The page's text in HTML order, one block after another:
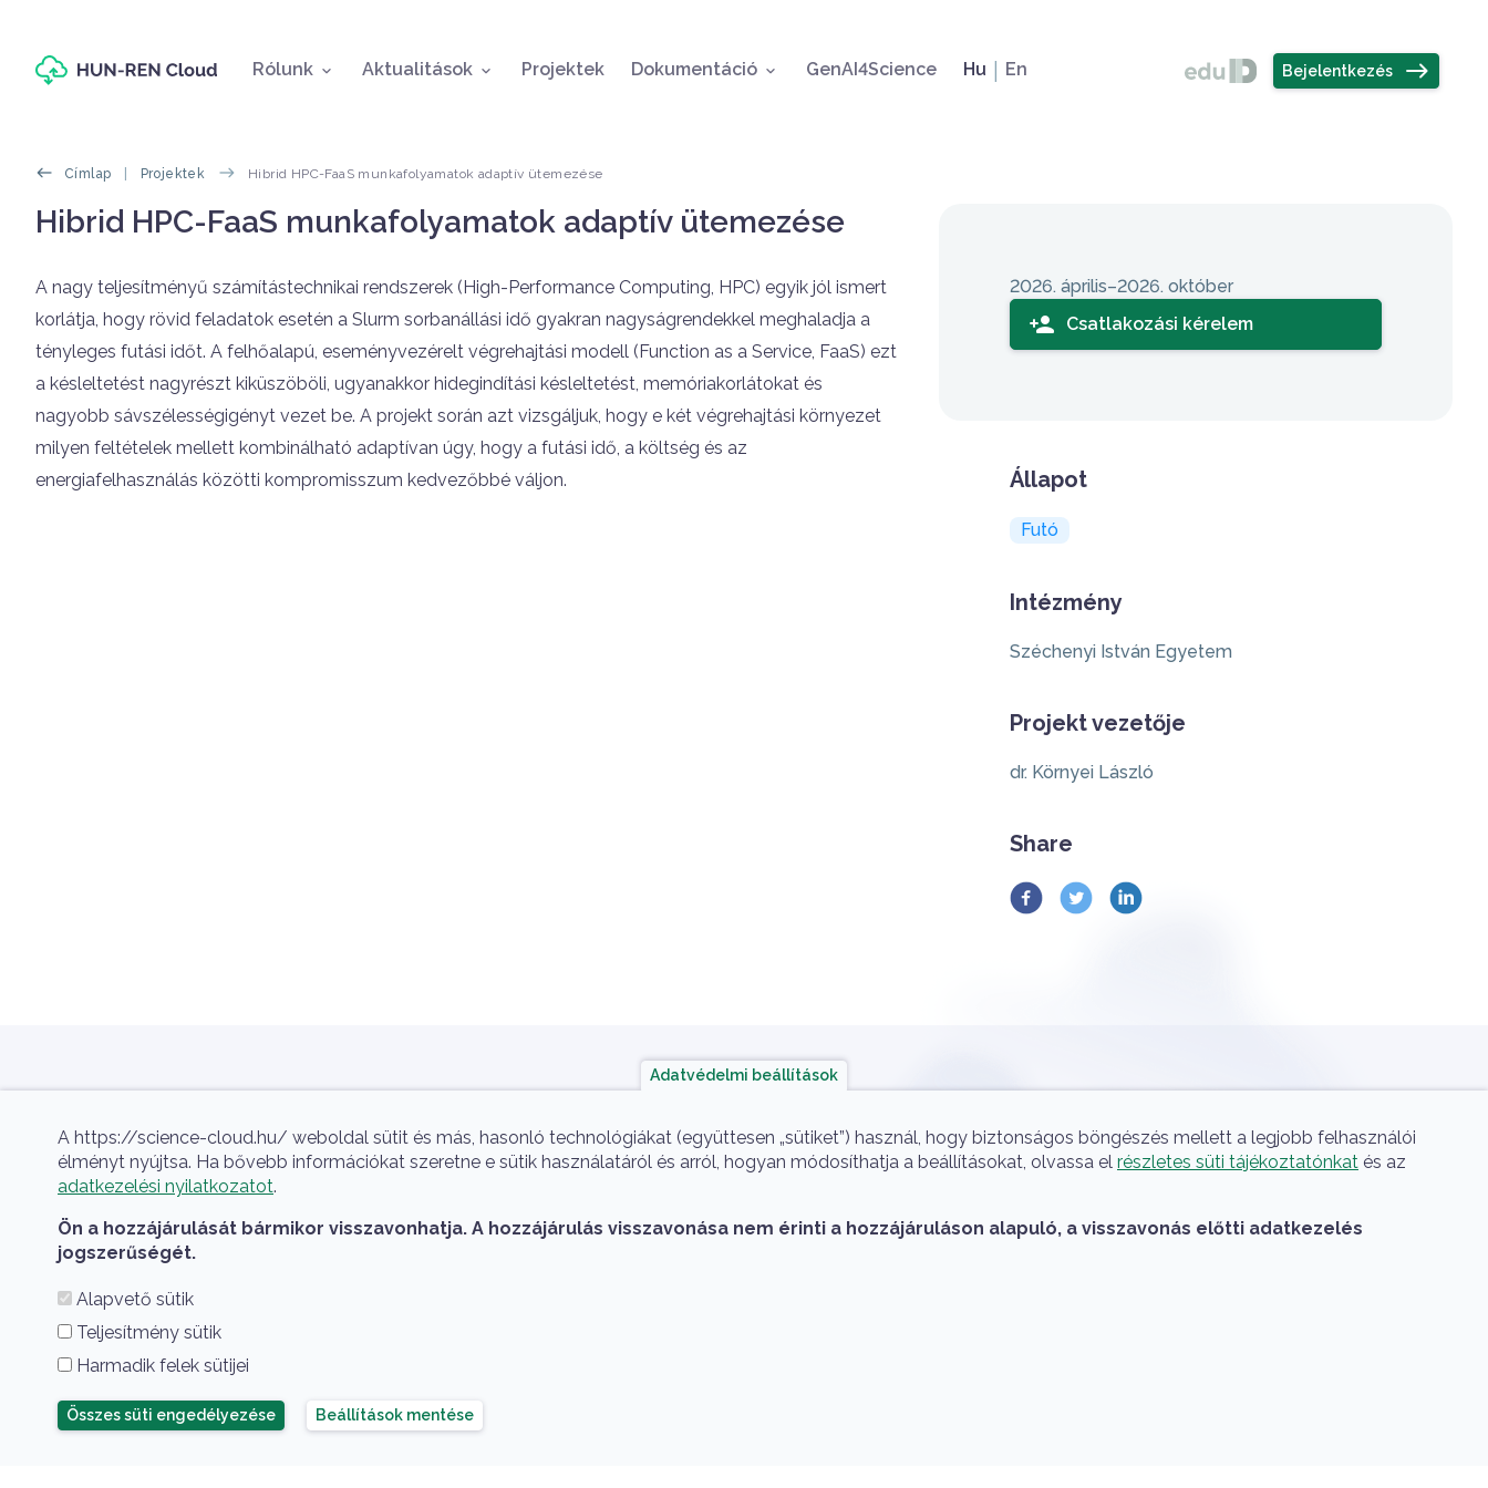
Fő navigáció
Rólunk Aktualitások Projektek Dokumentáció GenAI4Science Nyelvválasztó
Hu En FelhasználóBejelentkezés east
Morzsák
Címlap Projektek Hibrid HPC-FaaS munkafolyamatok adaptív ütemezése
Oldal címe
Hibrid HPC-FaaS munkafolyamatok adaptív ütemezése
Címlapos tartalom
A nagy teljesítményű számítástechnikai rendszerek (High-Performance Computing, HPC) egyik jól ismert
korlátja, hogy rövid feladatok esetén a Slurm sorbanállási idő gyakran nagyságrendekkel meghaladja a
tényleges futási időt. A felhőalapú, eseményvezérelt végrehajtási modell (Function as a Service, FaaS) ezt
a késleltetést nagyrészt kiküszöböli, ugyanakkor hidegindítási késleltetést, memóriakorlátokat és
nagyobb sávszélességigényt vezet be. A projekt során azt vizsgáljuk, hogy e két végrehajtási környezet
milyen feltételek mellett kombinálható adaptívan úgy, hogy a futási idő, a költség és az
energiafelhasználás közötti kompromisszum kedvezőbbé váljon.
2026. április–2026. október
person_add Csatlakozási kérelem
Állapot
Futó
Intézmény
Széchenyi István Egyetem
Projekt vezetője
dr. Környei László
Share
Szlogen
A hazai tudományos felhő.
Hírek
Projektek
Adatvédelmi beállítások
A https://science-cloud.hu/ weboldal sütit és más, hasonló technológiákat (együttesen „sütiket”) használ, hogy biztonságos böngészés mellett a legjobb felhasználói
élményt nyújtsa. Ha bővebb információkat szeretne e sütik használatáról és arról, hogyan módosíthatja a beállításokat, olvassa el részletes süti tájékoztatónkat és az
adatkezelési nyilatkozatot.
Ön a hozzájárulását bármikor visszavonhatja. A hozzájárulás visszavonása nem érinti a hozzájáruláson alapuló, a visszavonás előtti adatkezelés
jogszerűségét.
Alapvető sütik
Teljesítmény sütik
Harmadik felek sütijei
Összes süti engedélyezése Beállítások mentése
Összes süti elutasítása